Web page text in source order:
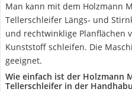
Man kann mit dem Holzmann
Tellerschleifer Längs- und
und rechtwinklige Planflächen
Kunststoff schleifen. Die
geeignet.
Wie einfach ist der Holzmann
Tellerschleifer in der